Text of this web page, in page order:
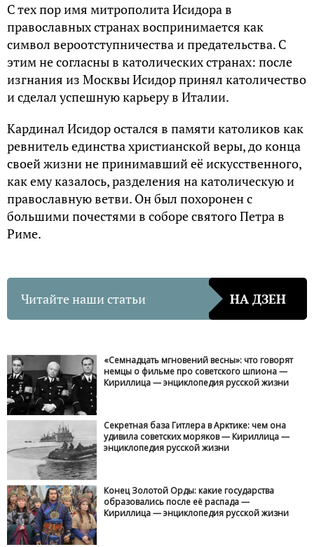
С тех пор имя митрополита Исидора в
православных странах воспринимается как
символ вероотступничества и предательства. С
этим не согласны в католических странах: после
изгнания из Москвы Исидор принял католичество
и сделал успешную карьеру в Италии.
Кардинал Исидор остался в памяти католиков как
ревнитель единства христианской веры, до конца
своей жизни не принимавший её искусственного,
как ему казалось, разделения на католическую и
православную ветви. Он был похоронен с
большими почестями в соборе святого Петра в
Риме.
Читайте наши статьи НА ДЗЕН
«Семнадцать мгновений весны»: что говорят
немцы о фильме про советского шпиона —
Кириллица — энциклопедия русской жизни
Секретная база Гитлера в Арктике: чем она
удивила советских моряков — Кириллица —
энциклопедия русской жизни
Конец Золотой Орды: какие государства
образовались после её распада —
Кириллица — энциклопедия русской жизни